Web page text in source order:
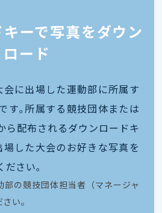
ーで写真をダウン
ロード
に出場した運動部に所属す
す｡所属する競技団体または
ら配布されるダウンロードキ
した大会のお好きな写真を
ださい｡
部の競技団体担当者（マネージャ
い。